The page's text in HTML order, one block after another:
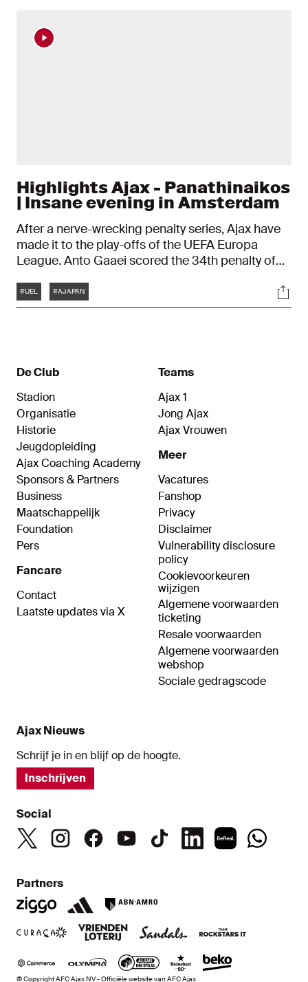
Highlights Ajax - Panathinaikos
| Insane evening in Amsterdam
After a nerve-wrecking penalty series, Ajax have
made it to the play-offs of the UEFA Europa
League. Anto Gaaei scored the 34th penalty of
the score was 0-1. Ajax won with the same
numbers in Greece last week. In the next round,
Tags
#UEL #AJAPAN
De Club
Stadion
Organisatie
Historie
Jeugdopleiding
Ajax Coaching Academy
Sponsors & Partners
Business
Maatschappelijk
Foundation
Pers
Fancare
Contact
Laatste updates via X
Teams
Ajax 1
Jong Ajax
Ajax Vrouwen
Meer
Vacatures
Fanshop
Privacy
Disclaimer
Vulnerability disclosure
policy
Cookievoorkeuren
wijzigen
Algemene voorwaarden
ticketing
Resale voorwaarden
Algemene voorwaarden
webshop
Sociale gedragscode
Ajax Nieuws
Schrijf je in en blijf op de hoogte.
Inschrijven
Social
Partners
© Copyright AFC Ajax NV - Officiële website van AFC Ajax